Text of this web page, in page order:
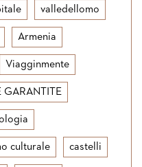
valledellomo
Armenia
Viagginmente
GARANTITE
culturale castelli